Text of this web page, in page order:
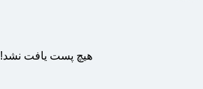
هیچ پست یافت نشد!